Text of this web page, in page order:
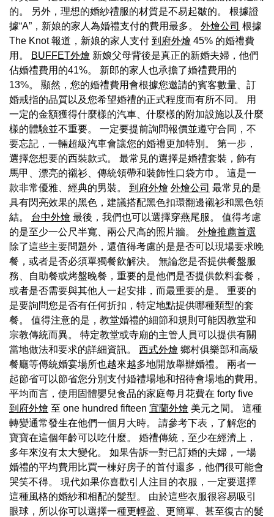
的。 另外，理想的婚紗禮服的材質是不易起皺的。 根據證
據“A”，新娘的家人為婚禮支付的費用最多。 外燴公司 根據
The Knot 報道，新娘的家人支付 到府外燴 45% 的婚禮費
用。
BUFFET外燴 新娘父母背後是真正的新婚夫婦，他們
佔婚禮費用的41%。 新郎的家人也承擔了婚禮費用的
13%。 顯然，您的婚禮費用會根據您邀請的賓客數量、訂
婚戒指的品質以及您希望婚禮的正式程度而有所不同。 用
一定的金額獲得什麼樣的汽車、什麼樣的附加設施以及什麼
樣的體驗並不重要。 一定要提前詢問報價並遵守合同，不
要忘記，一輛超級汽車會讓您的婚禮更加特別。 第一步，
選擇您想要的西裝款式。 最常見的選擇是婚禮套裝，飾有
馬甲、漂亮的襯衫、傳統領帶和裝飾性口袋方巾。 這是一
款非常優雅、經典的男裝。 到府外燴 外燴公司 最常見的是
具有閃亮效果的黑色，建議搭配黑色扣環翻邊襯衫和黑色領
結。 台中外燴 最後，我們也可以選擇穿燕尾服。 值得考慮
的是至少一公尺半寬、兩公尺高的照片牆。 外燴推薦首選
除了這些主要問題外，還值得考慮的是是否可以現場要求晚
餐，或者是否必須單獨餐飲解決。 無論您是否提供餐盤服
務、自助餐或烤盤晚餐，重要的是他們是否提供飲料套餐，
或者是否需要與其他人一起安排，而最重要的是。 重要的
是要詢問您是否有任何折扣，特定地點提供哪種類型的套
餐。 值得注意的是，教堂婚禮的細節和規則可能因教堂和
宗教傳統而異。 特定教堂或寺廟的主管人員可以提供有關
當地做法和要求的詳細資訊。 西式外燴 鄉村俱樂部和高級
餐廳等傳統婚宴場所也越來越多地開放舉辦婚禮。 兩者一
起節省可以節省您分別支付婚禮場地和招待會場地的費用。
平均而言，使用固體嬰兒食品的家庭每月花費在 forty five
到府外燴 至 one hundred fifteen 宜蘭外燴 美元之間。 這種
轉變通常發生在他們一個月大時。 請參考下表，了解您的
寶寶在這個年齡可以吃什麼。 婚禮傳統，至少在經濟上，
多年來沒有太大變化。 如果告訴一對已訂婚的夫婦，一場
婚禮的平均費用比買一棟好房子的首付還多，他們很可能會
哭笑不得。 現代如果你喜歡引人注目的衣服，一定要選擇
這種風格的婚紗和相配的髮型。 由於這些衣服很容易吸引
眼球，所以你可以選擇一種更輕盈、更簡單、甚至復古的髮